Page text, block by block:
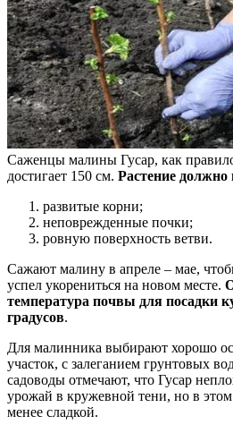
Саженцы малины Гусар, как
достигает 150 см. Растение должно
развитые корни;
неповрежденные почки;
ровную поверхность ветви.
Сажают малину в апреле – мае,
успел укорениться на новом месте.
температура почвы для посадки
градусов.
Для малинника выбирают хорошо
участок, с залеганием грунтовых
садоводы отмечают, что Гусар
урожай в кружевной тени, но в этом
менее сладкой.